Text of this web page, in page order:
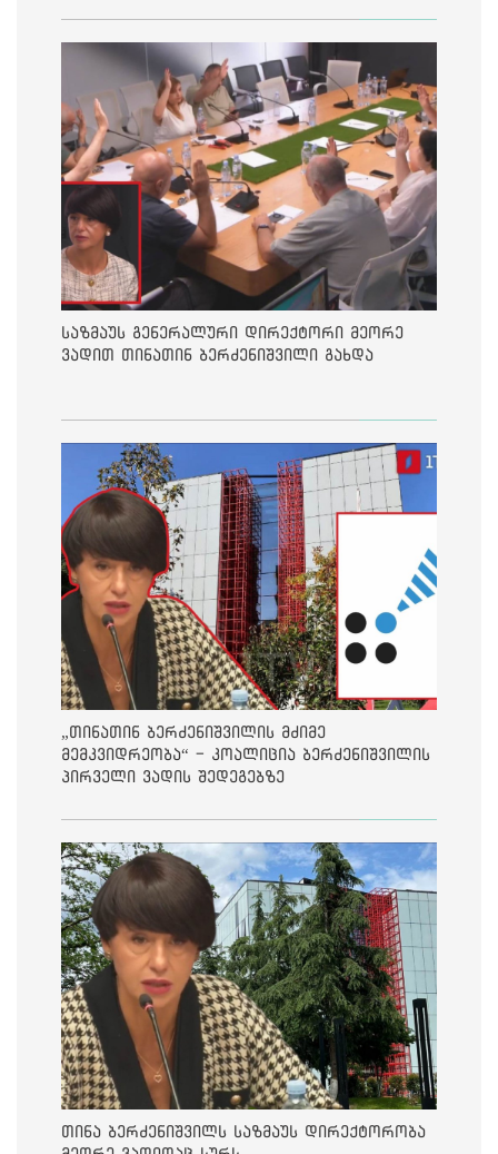
საზმაუს გენერალური დირექტორი მეორე
ვადით თინათინ ბერძენიშვილი გახდა
„თინათინ ბერძენიშვილის მძიმე
მემკვიდრეობა“ - კოალიცია ბერძენიშვილის
პირველი ვადის შედეგებზე
თინა ბერძენიშვილს საზმაუს დირექტორობა